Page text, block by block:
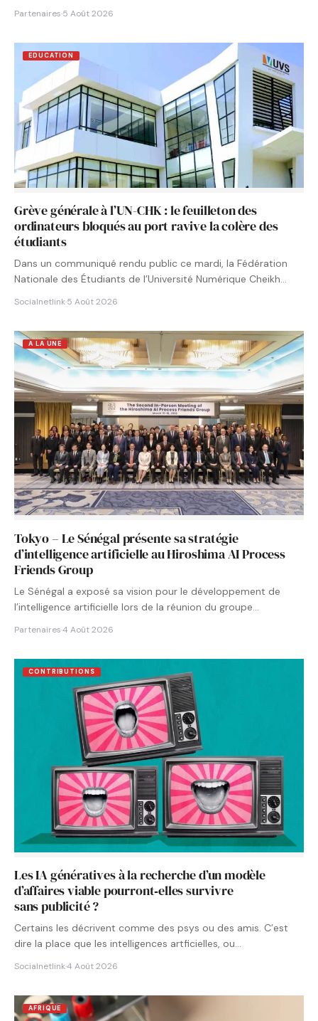
Partenaires·5 Août 2026
EDUCATION
Grève générale à l’UN-CHK : le feuilleton des
ordinateurs bloqués au port ravive la colère des
étudiants
Dans un communiqué rendu public ce mardi, la Fédération
Nationale des Étudiants de l’Université Numérique Cheikh
Socialnetlink·5 Août 2026
A LA UNE
Tokyo – Le Sénégal présente sa stratégie
d’intelligence artificielle au Hiroshima AI Process
Friends Group
Le Sénégal a exposé sa vision pour le développement de
l’intelligence artificielle lors de la réunion du groupe…
Partenaires·4 Août 2026
CONTRIBUTIONS
Les IA génératives à la recherche d’un modèle
d’affaires viable pourront‑elles survivre
sans publicité ?
Certains les décrivent comme des psys ou des amis. C’est
dire la place que les intelligences artficielles, ou…
Socialnetlink·4 Août 2026
AFRIQUE